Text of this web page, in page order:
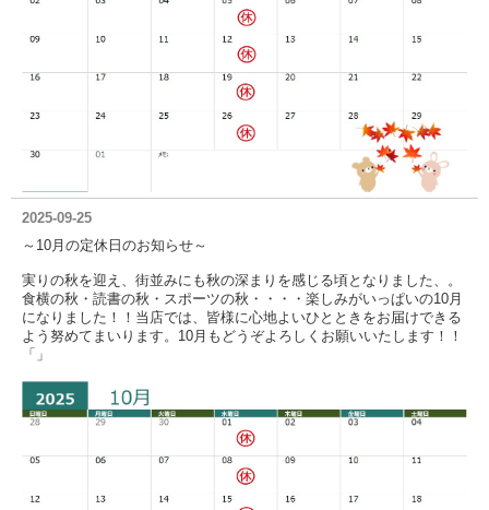
2025-09-25
～10月の定休日のお知らせ～
実りの秋を迎え、街並みにも秋の深まりを感じる頃となりました、。
食横の秋・読書の秋・スポーツの秋・・・・楽しみがいっぱいの10月
になりました！！当店では、皆様に心地よいひとときをお届けできる
よう努めてまいります。10月もどうぞよろしくお願いいたします！！
「」